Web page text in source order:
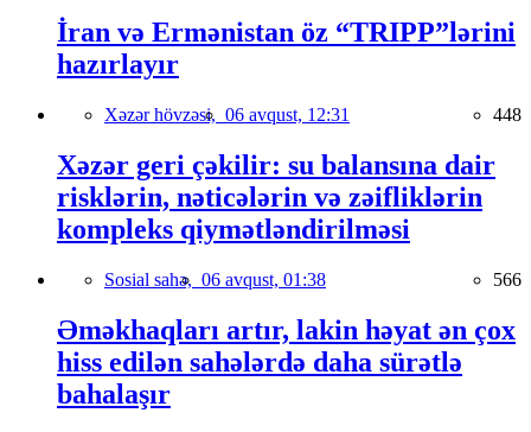
İran və Ermənistan öz “TRIPP”lərini
hazırlayır
Xəzər hövzəsi, 06 avqust, 12:31 448
Xəzər geri çəkilir: su balansına dair
risklərin, nəticələrin və zəifliklərin
kompleks qiymətləndirilməsi
Sosial sahə, 06 avqust, 01:38 566
Əməkhaqları artır, lakin həyat ən çox
hiss edilən sahələrdə daha sürətlə
bahalaşır